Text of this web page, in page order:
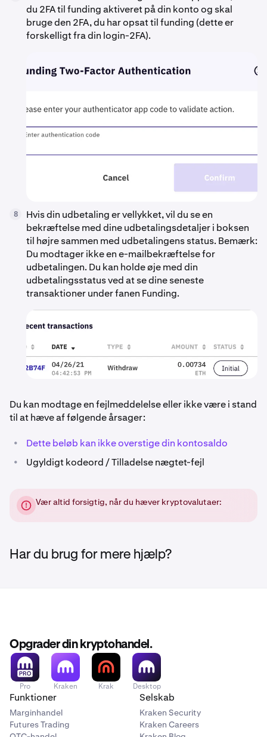
du 2FA til funding aktiveret på din konto og skal
bruge den 2FA, du har opsat til funding (dette er
forskelligt fra din login-2FA).
8
Hvis din udbetaling er vellykket, vil du se en
bekræftelse med dine udbetalingsdetaljer i boksen
til højre sammen med udbetalingens status. Bemærk:
Du modtager ikke en e-mailbekræftelse for
udbetalingen. Du kan holde øje med din
udbetalingsstatus ved at se dine seneste
transaktioner under fanen Funding.
Du kan modtage en fejlmeddelelse eller ikke være i stand
til at hæve af følgende årsager:
• Dette beløb kan ikke overstige din kontosaldo
• Ugyldigt kodeord / Tilladelse nægtet-fejl
Vær altid forsigtig, når du hæver kryptovalutaer:
Har du brug for mere hjælp?
Opgrader din kryptohandel.
Pro Kraken Krak Desktop
Funktioner
Marginhandel
Futures Trading
Selskab
Kraken Security
Kraken Careers